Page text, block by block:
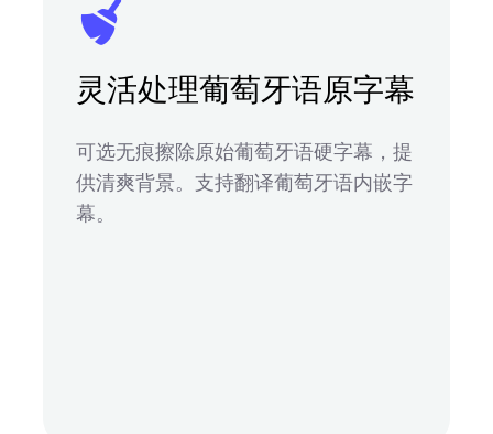
灵活处理葡萄牙语原字幕
可选无痕擦除原始葡萄牙语硬字幕，提
供清爽背景。支持翻译葡萄牙语内嵌字
幕。